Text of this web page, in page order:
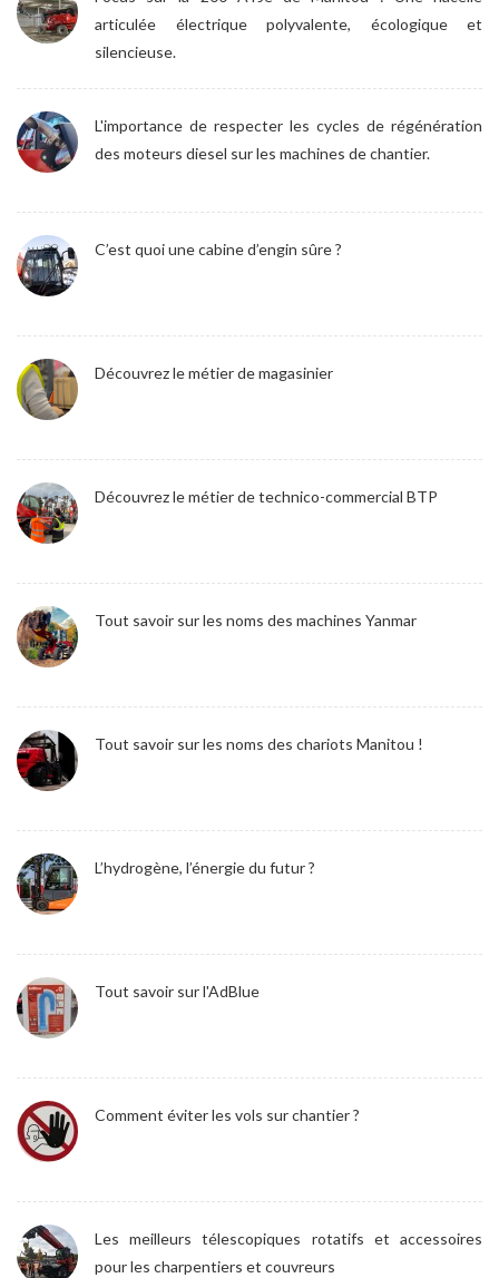
articulée électrique polyvalente, écologique et
silencieuse.
L'importance de respecter les cycles de régénération
des moteurs diesel sur les machines de chantier.
C’est quoi une cabine d’engin sûre ?
Découvrez le métier de magasinier
Découvrez le métier de technico-commercial BTP
Tout savoir sur les noms des machines Yanmar
Tout savoir sur les noms des chariots Manitou !
L’hydrogène, l’énergie du futur ?
Tout savoir sur l'AdBlue
Comment éviter les vols sur chantier ?
Les meilleurs télescopiques rotatifs et accessoires
pour les charpentiers et couvreurs